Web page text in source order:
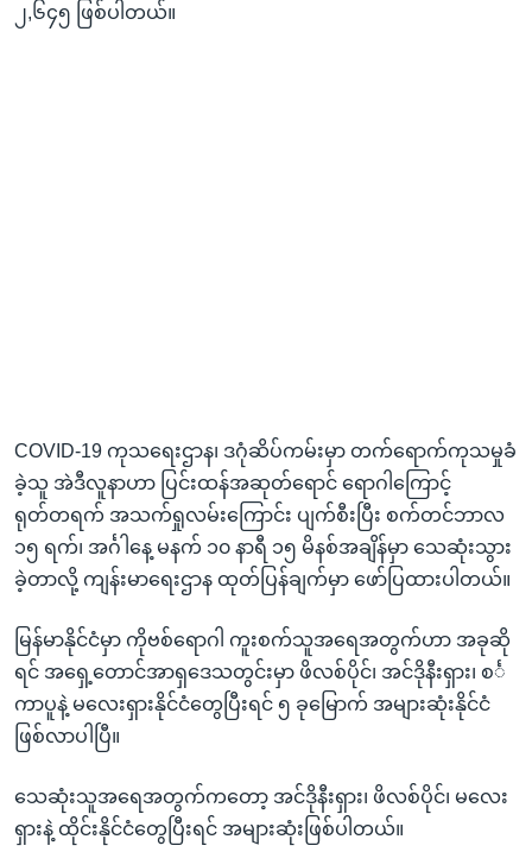
၂,၆၄၅ ဖြစ်ပါတယ်။
COVID-19 ကုသရေးဌာန၊ ဒဂုံဆိပ်ကမ်းမှာ တက်ရောက်ကုသမှုခံ
ခဲ့သူ အဲဒီလူနာဟာ ပြင်းထန်အဆုတ်ရောင် ရောဂါကြောင့်
ရုတ်တရက် အသက်ရှုလမ်းကြောင်း ပျက်စီးပြီး စက်တင်ဘာလ
၁၅ ရက်၊ အင်္ဂါနေ့ မနက် ၁၀ နာရီ ၁၅ မိနစ်အချိန်မှာ သေဆုံးသွား
ခဲ့တာလို့ ကျန်းမာရေးဌာန ထုတ်ပြန်ချက်မှာ ဖော်ပြထားပါတယ်။
မြန်မာနိုင်ငံမှာ ကိုဗစ်ရောဂါ ကူးစက်သူအရေအတွက်ဟာ အခုဆို
ရင် အရှေ့တောင်အာရှဒေသတွင်းမှာ ဖိလစ်ပိုင်၊ အင်ဒိုနီးရှား၊ စင်္
ကာပူနဲ့ မလေးရှားနိုင်ငံတွေပြီးရင် ၅ ခုမြောက် အများဆုံးနိုင်ငံ
ဖြစ်လာပါပြီ။
သေဆုံးသူအရေအတွက်ကတော့ အင်ဒိုနီးရှား၊ ဖိလစ်ပိုင်၊ မလေး
ရှားနဲ့ ထိုင်းနိုင်ငံတွေပြီးရင် အများဆုံးဖြစ်ပါတယ်။